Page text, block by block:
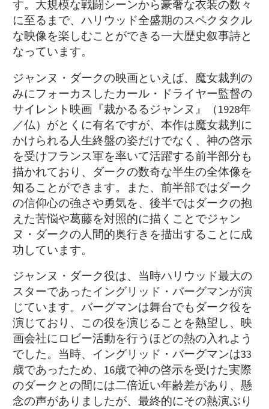
す。大規模な戦闘シーンから豪奢な衣装の数々
に至るまで、ハリウッド全盛期のスペクタクル
な映像を楽しむことができる一大歴史叙事詩と
なっています。
ジャンヌ・ダークの映画といえば、魔女裁判の
みにフォーカスしたカール・ドライヤー監督の
サイレント映画『裁かるるジャンヌ』（1928年
／仏）がとくに有名ですが、本作は魔女裁判に
かけられる人生終盤の姿だけでなく、神の啓示
を受けフランス軍を率いて活躍する前半部分も
描かれており、ダークの数奇な半生の全体像を
知ることができます。また、前半部ではダーク
の信仰心の強さや勇気を、後半ではダークの抱
えた苦悩や葛藤を対照的に描くことでジャン
ヌ・ダークの人間的奥行きを描出することに成
功しています。
ジャンヌ・ダーク役は、当時ハリウッド最大の
スターであったイングリッド・バーグマンが演
じています。バーグマンは舞台でもダーク役を
演じており、この役を演じることを熱望し、映
画会社にロビー活動を行うほどの熱の入れよう
でした。当時、イングリッド・バーグマンは33
歳であったため、16歳で神の啓示を受けた実際
のダークとの間には二倍近い年齢差があり、懸
念の声がありましたが、最終的にその熱演ぶり